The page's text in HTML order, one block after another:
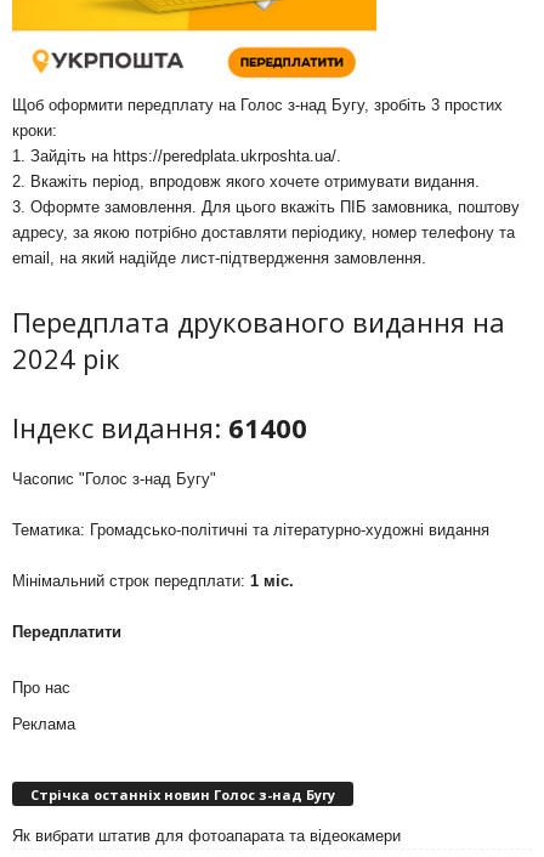
Щоб оформити передплату на Голос з-над Бугу, зробіть 3 простих
кроки:
1. Зайдіть на https://peredplata.ukrposhta.ua/
2. Вкажіть період, впродовж якого хочете отримувати видання.
3. Оформте замовлення. Для цього вкажіть ПІБ замовника, поштову
адресу, за якою потрібно доставляти періодику, номер телефону та
email, на який надійде лист-підтвердження замовлення.
Передплата друкованого видання на
2024 рік
Індекс видання: 61400
Часопис "Голос з-над Бугу"
Тематика: Громадсько-політичні та літературно-художні видання
Мінімальний строк передплати: 1 міс.
Передплатити
Про нас
Реклама
Стрічка останніх новин Голос з-над Бугу
Як вибрати штатив для фотоапарата та відеокамери